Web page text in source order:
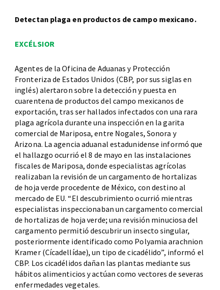
Detectan plaga en productos de campo mexicano.
EXCÉLSIOR
Agentes de la Oficina de Aduanas y Protección
Fronteriza de Estados Unidos (CBP, por sus siglas en
inglés) alertaron sobre la detección y puesta en
cuarentena de productos del campo mexicanos de
exportación, tras ser hallados infectados con una rara
plaga agrícola durante una inspección en la garita
comercial de Mariposa, entre Nogales, Sonora y
Arizona. La agencia aduanal estadunidense informó que
el hallazgo ocurrió el 8 de mayo en las instalaciones
fiscales de Mariposa, donde especialistas agrícolas
realizaban la revisión de un cargamento de hortalizas
de hoja verde procedente de México, con destino al
mercado de EU. “El descubrimiento ocurrió mientras
especialistas inspeccionaban un cargamento comercial
de hortalizas de hoja verde; una revisión minuciosa del
cargamento permitió descubrir un insecto singular,
posteriormente identificado como Polyamia arachnion
Kramer (Cícadellídae), un tipo de cicadélido”, informó el
CBP. Los cicadélidos dañan las plantas mediante sus
hábitos alimenticios y actúan como vectores de severas
enfermedades vegetales.